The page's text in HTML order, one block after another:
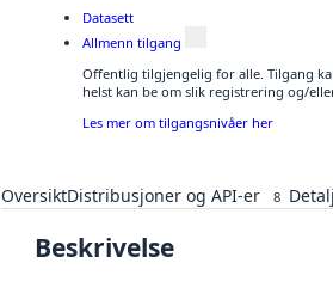
Datasett
Allmenn tilgang
Offentlig tilgjengelig for alle. Tilgang
helst kan be om slik registrering og/
Les mer om tilgangsnivåer her
OversiktDistribusjoner og API-er 8
Beskrivelse